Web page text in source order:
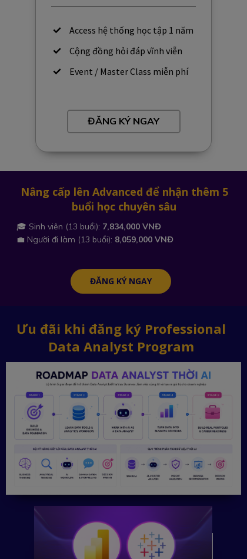
ĐĂNG KÝ NGAY
Access hệ thống học tập 1 năm
Cộng đồng hỏi đáp vĩnh viễn
Event / Master Class miễn phí
ĐĂNG KÝ NGAY
Nâng cấp lên Advanced để nhận thêm 5
buổi học chuyên sâu
🎓 Sinh viên (13 buổi): 7,834,000 VNĐ
💼 Người đi làm (13 buổi): 8,059,000 VNĐ
Ưu đãi khi đăng ký Professional
Data Analyst Program